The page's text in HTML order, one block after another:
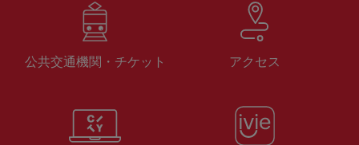
公共交通機関・チケット アクセス